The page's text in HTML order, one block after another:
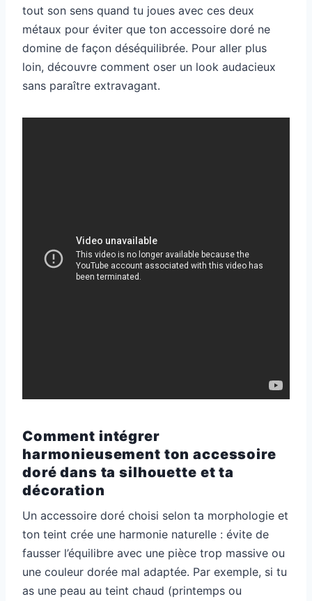
tout son sens quand tu joues avec ces deux
métaux pour éviter que ton accessoire doré ne
domine de façon déséquilibrée. Pour aller plus
loin, découvre comment oser un look audacieux
sans paraître extravagant.
Comment intégrer
harmonieusement ton accessoire
doré dans ta silhouette et ta
décoration
Un accessoire doré choisi selon ta morphologie et
ton teint crée une harmonie naturelle : évite de
fausser l’équilibre avec une pièce trop massive ou
une couleur dorée mal adaptée. Par exemple, si tu
as une peau au teint chaud (printemps ou